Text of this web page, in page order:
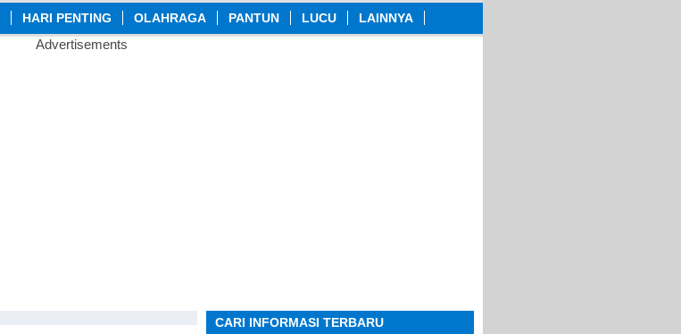
HARI PENTING OLAHRAGA PANTUN LUCU LAINNYA
Advertisements
CARI INFORMASI TERBARU